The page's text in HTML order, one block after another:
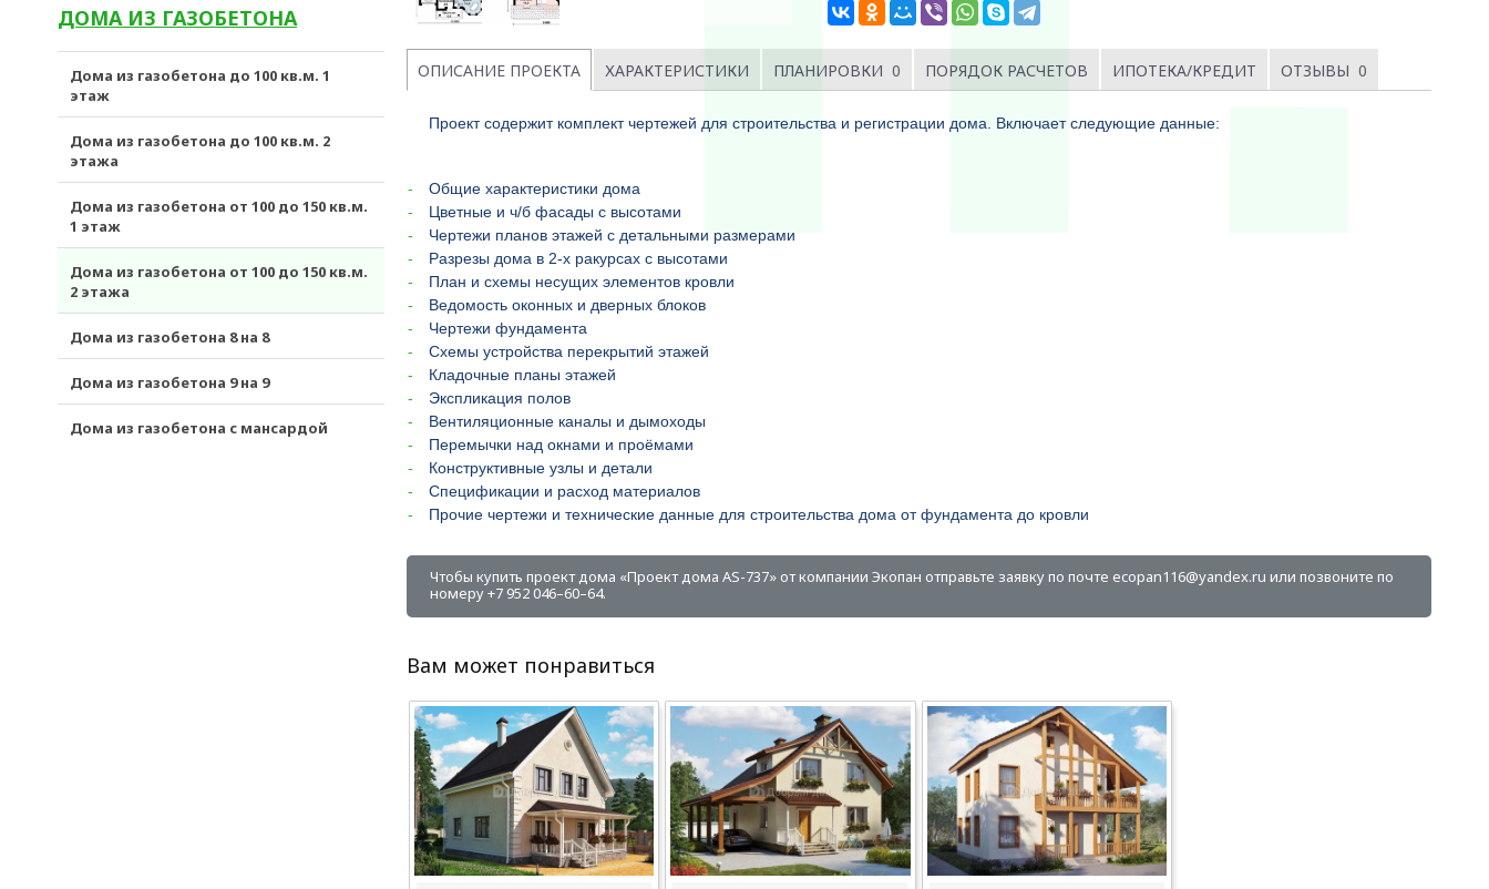
ДОМА ИЗ ГАЗОБЕТОНА
Дома из газобетона до 100 кв.м. 1
этаж
Дома из газобетона до 100 кв.м. 2
этажа
Дома из газобетона от 100 до 150 кв.м.
1 этаж
Дома из газобетона от 100 до 150 кв.м.
2 этажа
Дома из газобетона 8 на 8
Дома из газобетона 9 на 9
Дома из газобетона с мансардой
ОПИСАНИЕ ПРОЕКТА ХАРАКТЕРИСТИКИ ПЛАНИРОВКИ 0 ПОРЯДОК РАСЧЕТОВ ИПОТЕКА/КРЕДИТ ОТЗЫВЫ 0
Проект содержит комплект чертежей для строительства и регистрации дома. Включает следующие данные:
Общие характеристики дома
Цветные и ч/б фасады с высотами
Чертежи планов этажей с детальными размерами
Разрезы дома в 2-х ракурсах с высотами
План и схемы несущих элементов кровли
Ведомость оконных и дверных блоков
Чертежи фундамента
Схемы устройства перекрытий этажей
Кладочные планы этажей
Экспликация полов
Вентиляционные каналы и дымоходы
Перемычки над окнами и проёмами
Конструктивные узлы и детали
Спецификации и расход материалов
Прочие чертежи и технические данные для строительства дома от фундамента до кровли
Чтобы купить проект дома «Проект дома AS-737» от компании Экопан отправьте заявку по почте ecopan116@yandex.ru или позвоните по
номеру +7 952 046–60–64.
Вам может понравиться